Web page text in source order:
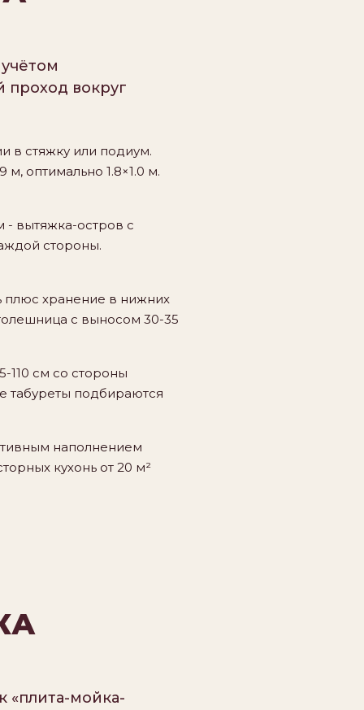
вокруг
в стяжку или подиум.
оптимально 1.8×1.0 м.
- вытяжка-остров с
стороны.
плюс хранение в нижних
с выносом 30-35
110 см со стороны
табуреты подбираются
наполнением
кухонь от 20 м²
«плита-мойка-